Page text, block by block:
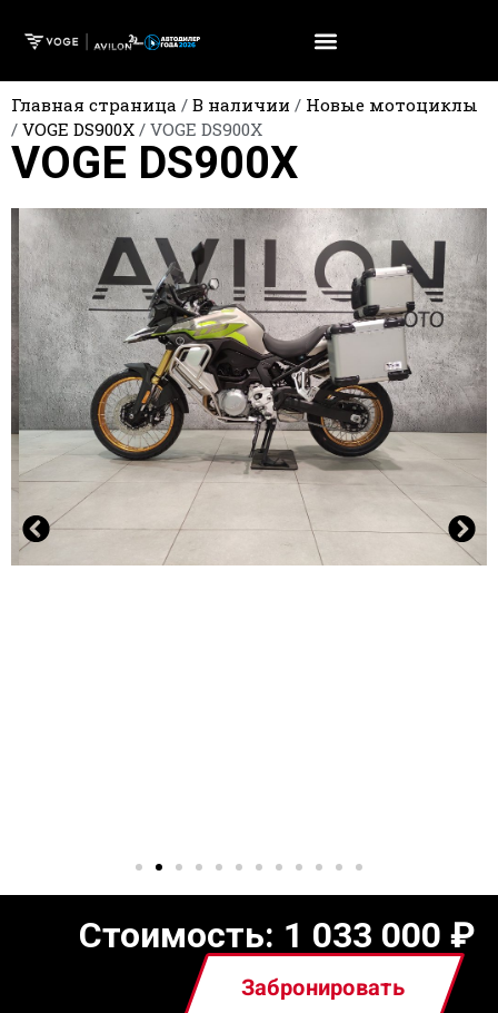
Главная страница / В наличии / Новые мотоциклы
/ VOGE DS900X / VOGE DS900X
VOGE DS900X
Стоимость: 1 033 000 ₽
Забронировать